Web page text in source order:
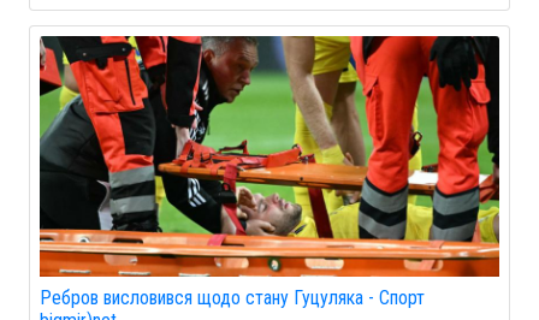
Ребров висловився щодо стану Гуцуляка - Спорт